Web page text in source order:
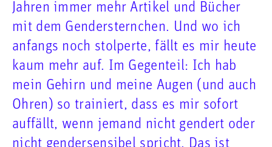
Jahren immer mehr Artikel und Bücher
mit dem Gendersternchen. Und wo ich
anfangs noch stolperte, fällt es mir heute
kaum mehr auf. Im Gegenteil: Ich hab
mein Gehirn und meine Augen (und auch
Ohren) so trainiert, dass es mir sofort
auffällt, wenn jemand nicht gendert oder
nicht gendersensibel spricht. Das ist